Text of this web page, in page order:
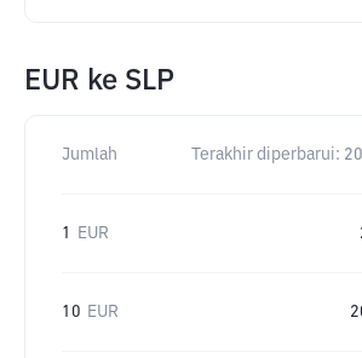
EUR ke SLP
Jumlah Terakhir diperbarui:
1 EUR
10 EUR